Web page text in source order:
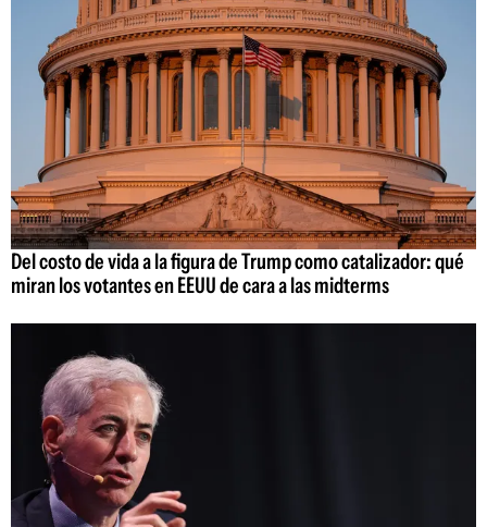
Del costo de vida a la figura de Trump como catalizador: qué
miran los votantes en EEUU de cara a las midterms